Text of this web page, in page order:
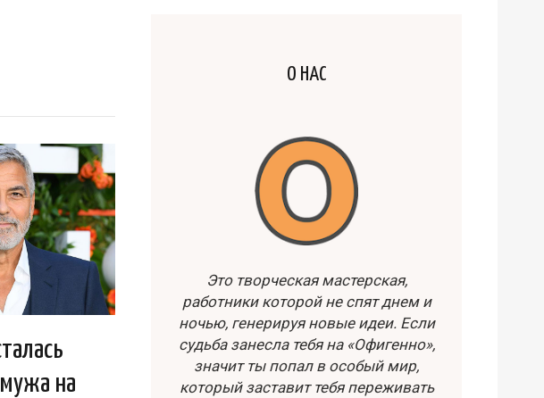
на
О НАС
Это творческая мастерская,
работники которой не спят днем и
ночью, генерируя новые идеи. Если
судьба занесла тебя на «Офигенно»,
значит ты попал в особый мир,
который заставит тебя переживать